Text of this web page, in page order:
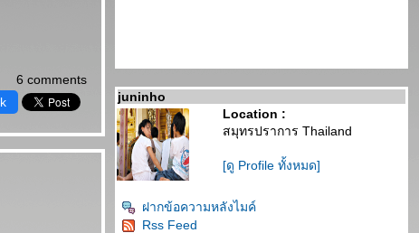
6 comments
juninho
Location :
สมุทรปราการ Thailand
[ดู Profile ทั้งหมด]
ฝากข้อความหลังไมค์
Rss Feed